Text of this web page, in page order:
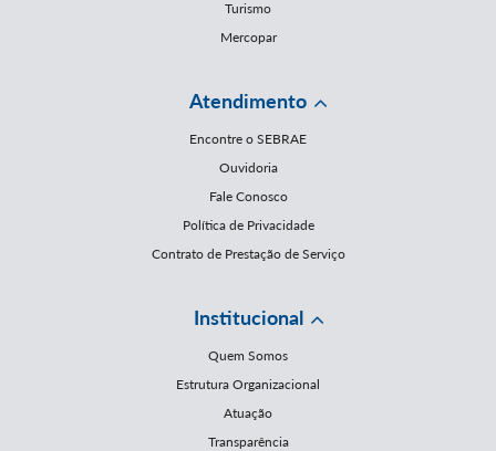
Turismo
Mercopar
Atendimento
Encontre o SEBRAE
Ouvidoria
Fale Conosco
Política de Privacidade
Contrato de Prestação de Serviço
Institucional
Quem Somos
Estrutura Organizacional
Atuação
Transparência